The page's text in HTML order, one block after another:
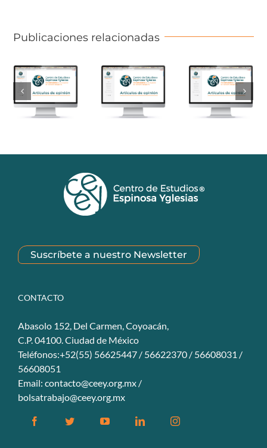
Publicaciones relacionadas
Suscríbete a nuestro Newsletter
CONTACTO
Abasolo 152, Del Carmen, Coyoacán,
C.P. 04100. Ciudad de México
Teléfonos:+52(55) 56625447 / 56622370 / 56608031 /
56608051
Email: contacto@ceey.org.mx /
bolsatrabajo@ceey.org.mx
FacebookTwitter YouTubeLinkedinInstagram